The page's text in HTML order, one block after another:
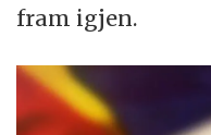
fram igjen.